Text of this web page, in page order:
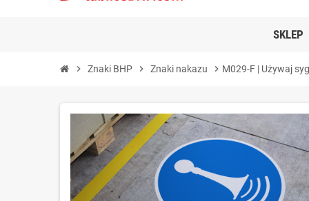
SKLEP
chevron_right Znaki BHP chevron_right Znaki nakazu chevron_right M029-F | Używaj